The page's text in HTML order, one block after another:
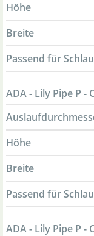
Höhe
Breite
Passend für
ADA - Lily Pipe P -
Höhe
Breite
Passend für
ADA - Lily Pipe P -